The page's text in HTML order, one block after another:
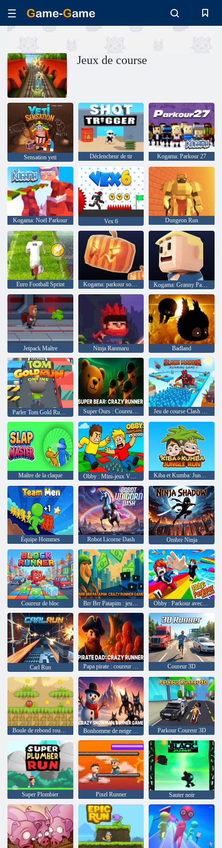
Jeux de course
Sensation yeti Déclencheur de tir Kogama: Parkour 27
Kogama: Noël Parkour Vex 6 Dungeon Run
Euro Football Sprint Kogama: parkour sombre Kogama: Granny Parkour
Jetpack Maître Ninja Ranmaru Badland
Super Ours : Coureur fou Jeu de course Clash Master
Maître de la claque Obby : Mini-jeux VS 1000 Kiba et Kumba: Jungle Run
Équipe Hommes Robot Licorne Dash Ombre Ninja
Coureur de bloc Brr Brr Patapim : jeu de coureur fou Obby : Parkour avec Ragdoll
Carl Run Papa pirate : coureur fou Coureur 3D
Boule de rebond rouge 5 Bonhomme de neige fou : jeu de coureur Parkour Coureur 3D
Super Plombier Pixel Runner Sauter noir